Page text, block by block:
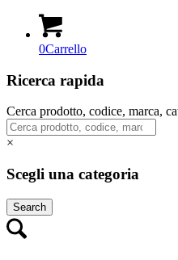
0Carrello
Ricerca rapida
Cerca prodotto, codice, marca,
×
Scegli una categoria
Search